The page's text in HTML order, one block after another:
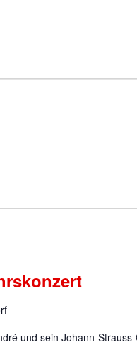
und sein Johann-